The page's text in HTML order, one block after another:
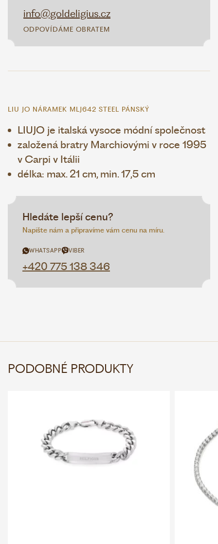
info@goldeligius.cz
ODPOVÍDÁME OBRATEM
LIU JO NÁRAMEK MLJ642 STEEL PÁNSKÝ
LIUJO je italská vysoce módní společnost
založená bratry Marchiovými v roce 1995
v Carpi v Itálii
délka: max. 21 cm, min. 17,5 cm
Hledáte lepší cenu?
Napište nám a připravíme vám cenu na míru.
WHATSAPP VIBER
+420 775 138 346
PODOBNÉ PRODUKTY